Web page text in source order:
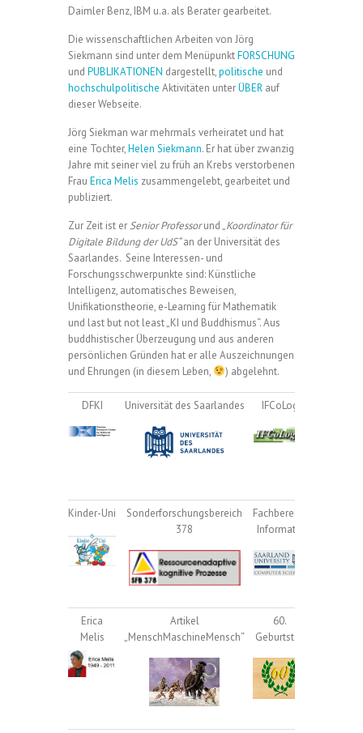
Daimler Benz, IBM u.a. als Berater gearbeitet.
Die wissenschaftlichen Arbeiten von Jörg
Siekmann sind unter dem MenüpunktFORSCHUNG
und PUBLIKATIONEN dargestellt,politische und
hochschulpolitische Aktivitäten unterÜBER auf
dieser Webseite.
Jörg Siekman war mehrmals verheiratet und hat
eine Tochter,Helen Siekmann. Er hat über zwanzig
Jahre mit seiner viel zu früh an Krebs verstorbenen
Frau Erica Melis zusammengelebt, gearbeitet und
publiziert.
Zur Zeit ist er Senior Professorund „Koordinator für
Digitale Bildung der UdS“an der Universität des
Saarlandes. Seine Interessen- und
Forschungsschwerpunkte sind: Künstliche
Intelligenz, automatisches Beweisen,
Unifikationstheorie, e-Learning für Mathematik
und last but not least „KI und Buddhismus“. Aus
buddhistischer Überzeugung und aus anderen
persönlichen Gründen hat er alle Auszeichnungen
und Ehrungen (in diesem Leben,
) abgelehnt.
DFKI Universität des Saarlandes IFCoLog
Kinder-Uni
Sonderforschungsbereich
378
Fachbereich
Informatik
Erica
Melis
Artikel
„MenschMaschineMensch“
60.
Geburtstag